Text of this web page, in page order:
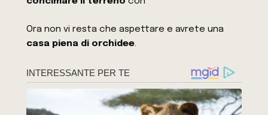
Ora non vi resta che aspettare e avrete una
casa piena di orchidee.